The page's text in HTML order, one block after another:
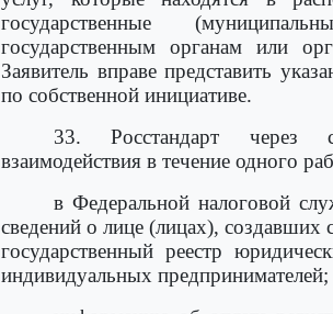
государственные
государственным органам или
Заявитель вправе представить
по собственной инициативе.
33. Росстандарт через
взаимодействия в течение одного
в Федеральной налоговой
сведений о лице (лицах),
государственный реестр
индивидуальных предпринимателей;